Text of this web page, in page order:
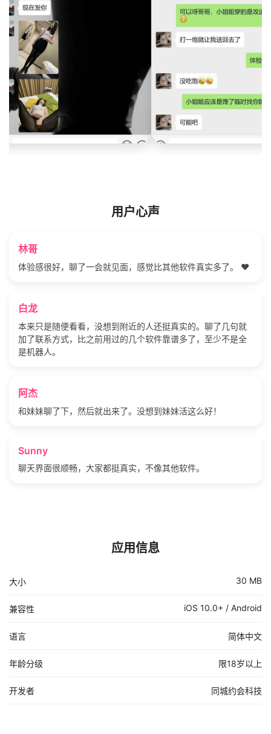
用户心声
林哥
体验感很好，聊了一会就见面，感觉比其他软件真实多了。 ❤️
白龙
本来只是随便看看，没想到附近的人还挺真实的。聊了几句就
加了联系方式，比之前用过的几个软件靠谱多了，至少不是全
是机器人。
阿杰
和妹妹聊了下，然后就出来了。没想到妹妹活这么好！
Sunny
聊天界面很顺畅，大家都挺真实，不像其他软件。
应用信息
大小 30 MB
兼容性 iOS 10.0+ / Android
语言 简体中文
年龄分级 限18岁以上
开发者 同城约会科技